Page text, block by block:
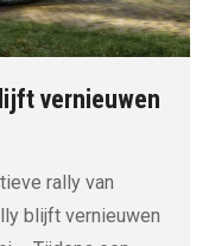
vernieuwen
rally van
blijft vernieuwen